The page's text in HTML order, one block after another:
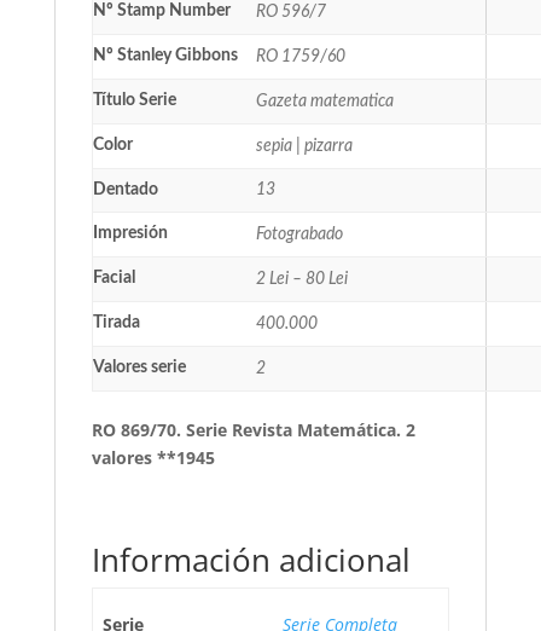
Nº Stamp Number RO 596/7
Nº Stanley Gibbons RO 1759/60
Título Serie Gazeta matematica
Color sepia | pizarra
Dentado 13
Impresión Fotograbado
Facial 2 Lei – 80 Lei
Tirada 400.000
Valores serie 2
RO 869/70. Serie Revista Matemática. 2
valores **1945
Información adicional
Serie Serie Completa